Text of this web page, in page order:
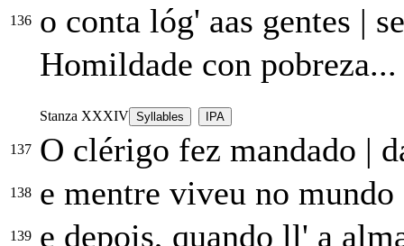
136 o conta lóg' aas gentes |
Homildade con pobreza...
Stanza XXXIV Syllables IPA
137 O clérigo fez mandado |
138 e mentre viveu no mundo
139 e depois, quando ll' a